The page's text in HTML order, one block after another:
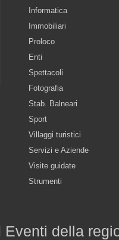
Informatica
Immobiliari
Proloco
Enti
Spettacoli
Fotografia
Stab. Balneari
Sport
Villaggi turistici
Servizi e Aziende
Visite guidate
Strumenti
della